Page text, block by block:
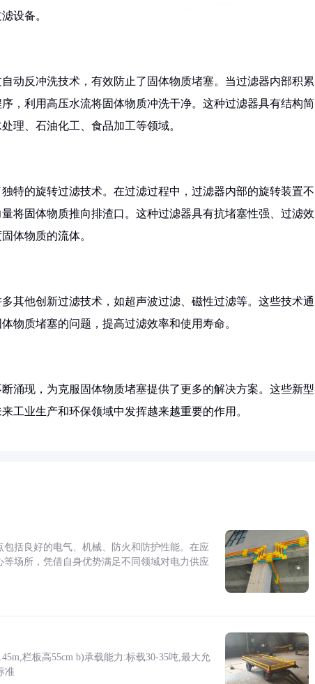
设备。
动反冲洗技术，有效防止了固体物质堵塞。当过滤器内部积累
，利用高压水流将固体物质冲洗干净。这种过滤器具有结构简
理、石油化工、食品加工等领域。
特的旋转过滤技术。在过滤过程中，过滤器内部的旋转装置不
将固体物质推向排渣口。这种过滤器具有抗堵塞性强、过滤效
体物质的流体。
其他创新过滤技术，如超声波过滤、磁性过滤等。这些技术通
物质堵塞的问题，提高过滤效率和使用寿命。
涌现，为克服固体物质堵塞提供了更多的解决方案。这些新型
工业生产和环保领域中发挥越来越重要的作用。
括良好的电气、机械、防火和防护性能。在应
场所，凭借自身优势满足不同领域对电力供应
栏板高55cm b)承载能力:标载30-35吨,最大允
准